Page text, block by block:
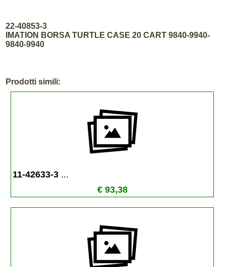
22-40853-3
IMATION BORSA TURTLE CASE 20 CART 9840-9940-
9840-9940
Prodotti simili:
11-42633-3 ...
€ 93,38